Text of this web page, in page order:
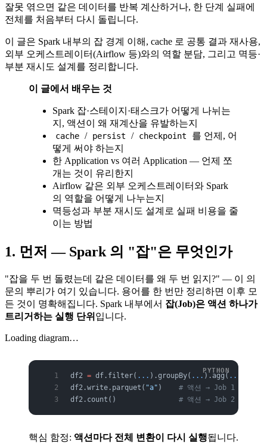
잘못 엮으면 같은 데이터를 반복 계산하거나, 한 단계 실패에
전체를 처음부터 다시 돌립니다.
이 글은 Spark 내부의 잡 경계 이해, cache 로 공통 결과 재사용,
외부 오케스트레이터(Airflow 등)와의 역할 분담, 그리고 멱등·
부분 재시도 설계를 정리합니다.
이 글에서 배우는 것
Spark 잡·스테이지·태스크가 어떻게 나뉘는
지, 액션이 왜 재계산을 유발하는지
cache / persist / checkpoint
를 언제, 어
떻게 써야 하는지
한 Application vs 여러 Application — 언제 쪼
개는 것이 유리한지
Airflow 같은 외부 오케스트레이터와 Spark
의 역할을 어떻게 나누는지
멱등성과 부분 재시도 설계로 실패 비용을 줄
이는 방법
1. 먼저 — Spark 의 "잡"은 무엇인가
"잡을 두 번 돌렸는데 같은 데이터를 왜 두 번 읽지?" — 이 의
문의 뿌리가 여기 있습니다. 용어를 한 번만 정리하면 이후 모
든 것이 명확해집니다. Spark 내부에서 잡(Job)은 액션 하나가
트리거하는 실행 단위 입니다.
Loading diagram…
df2 = df.filter( ... ).groupBy( ...).agg(...
df2.write.parquet( "a" ) # 액션 → Job 1
df2.count() # 액션 → Job 2 (df2
핵심 함정: 액션마다 전체 변환이 다시 실행됩니다.